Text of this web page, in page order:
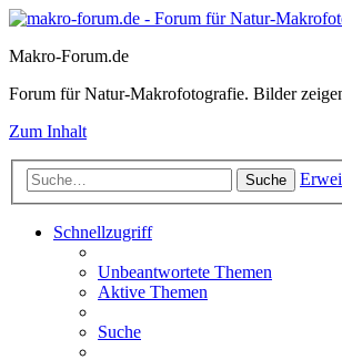
Makro-Forum.de
Forum für Natur-Makrofotografie. Bilder
Zum Inhalt
Suche
Schnellzugriff
Unbeantwortete Themen
Aktive Themen
Suche